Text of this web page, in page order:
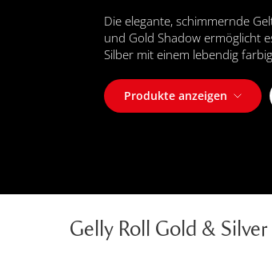
Die elegante, schimmernde
und Gold Shadow ermöglicht
Silber mit einem lebendig
Produkte anzeigen
Gelly Roll Gold &